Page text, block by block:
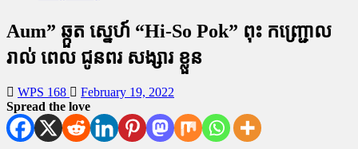
Aum” ឆ្កួត ស្នេហ៍ “Hi-So Pok” ពុះ កញ្ជ្រោល
រាល់ ពេល ជូនពរ សង្សារ ខ្លួន
WPS 168
February 19, 2022
Spread the love